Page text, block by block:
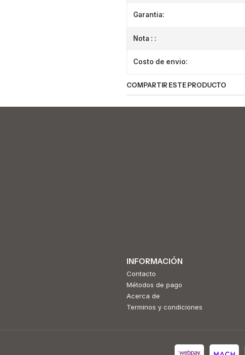
Garantia:
Nota : :
Costo de envio:
COMPARTIR ESTE PRODUCTO
INFORMACIÓN
Contacto
Métodos de pago
Acerca de
Terminos y condiciones